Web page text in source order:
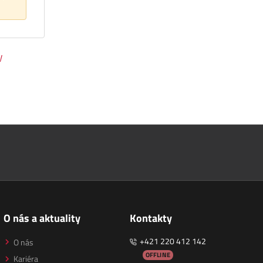
O nás a aktuality
O nás
Kariéra
Kontakty
+421 220 412 142
OFFLINE